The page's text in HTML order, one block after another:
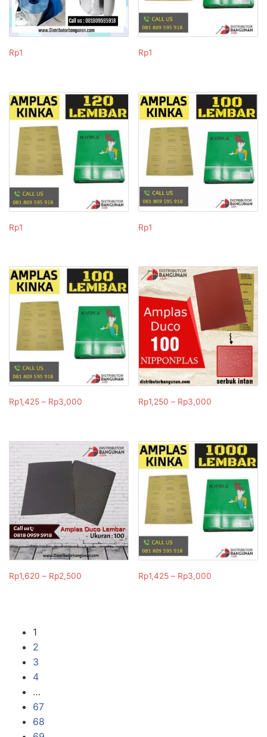
Rp1 Rp1
Rp1 Rp1
Rp1,425 – Rp3,000 Rp1,250 – Rp3,000
Rp1,620 – Rp2,500 Rp1,425 – Rp3,000
1
2
3
4
…
67
68